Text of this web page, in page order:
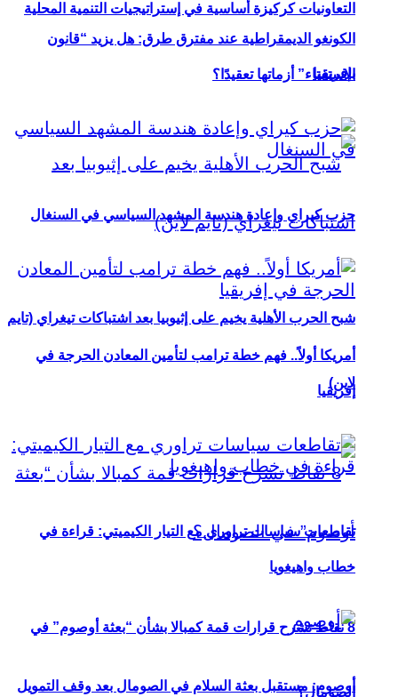
التعاونيات كركيزة أساسية في إستراتيجيات التنمية المحلية
بإفريقيا
شبح الحرب الأهلية يخيم على إثيوبيا بعد اشتباكات تيغراي (تايم
لاين)
8 نقاط تشرح قرارات قمة كمبالا بشأن “بعثة أوصوم” في
الصومال؟
الكونغو الديمقراطية عند مفترق طرق: هل يزيد “قانون
الاستفتاء” أزماتها تعقيدًا؟
حزب كيراي وإعادة هندسة المشهد السياسي في السنغال
أمريكا أولاً.. فهم خطة ترامب لتأمين المعادن الحرجة في
إفريقيا
تقاطعات سياسات تراوري مع التيار الكيميتي: قراءة في
خطاب واهيغويا
أوصوم: مستقبل بعثة السلام في الصومال بعد وقف التمويل